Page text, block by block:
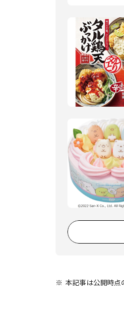
本記事は公開時点